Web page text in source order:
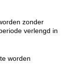
zonder
verlengd in
worden